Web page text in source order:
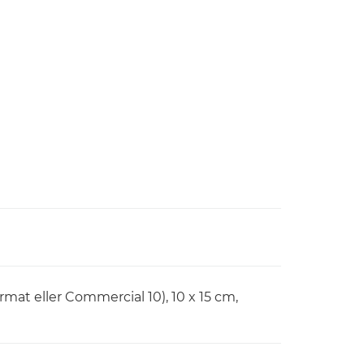
eller Commercial 10), 10 x 15 cm,